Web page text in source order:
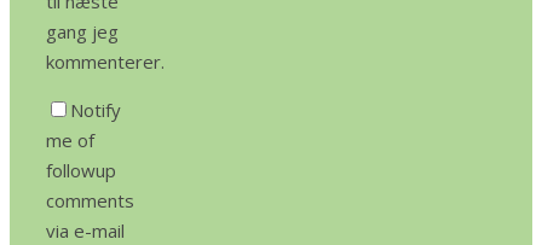
gang jeg
kommenterer.
Notify
me of
followup
comments
via e-mail